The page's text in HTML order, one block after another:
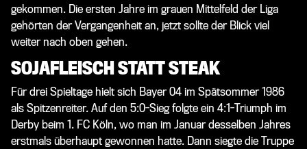
gekommen. Die ersten Jahre im grauen Mittelfeld der Liga
gehörten der Vergangenheit an, jetzt sollte der Blick viel
weiter nach oben gehen.
SOJAFLEISCH STATT STEAK
Für drei Spieltage hielt sich Bayer 04 im Spätsommer 1986
als Spitzenreiter. Auf den 5:0-Sieg folgte ein 4:1-Triumph im
Derby beim 1. FC Köln, wo man im Januar desselben Jahres
erstmals überhaupt gewonnen hatte. Dann siegte die Truppe